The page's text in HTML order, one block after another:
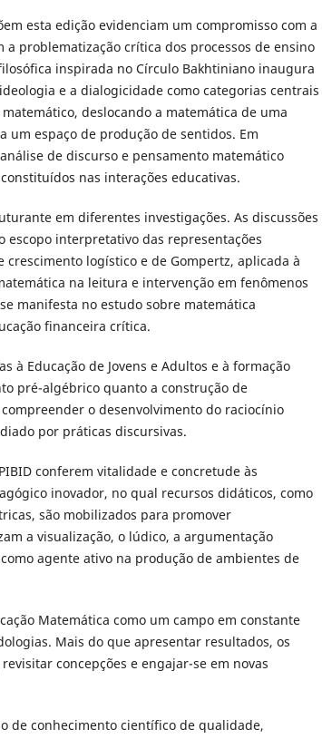
esta edição evidenciam um compromisso com a
problematização crítica dos processos de ensino
inspirada no Círculo Bakhtiniano inaugura
e a dialogicidade como categorias centrais
deslocando a matemática de uma
um espaço de produção de sentidos. Em
de discurso e pensamento matemático
nas interações educativas.
em diferentes investigações. As discussões
escopo interpretativo das representações
logístico e de Gompertz, aplicada à
na leitura e intervenção em fenômenos
manifesta no estudo sobre matemática
financeira crítica.
à Educação de Jovens e Adultos e à formação
pré-algébrico quanto a construção de
o desenvolvimento do raciocínio
por práticas discursivas.
conferem vitalidade e concretude às
inovador, no qual recursos didáticos, como
são mobilizados para promover
a visualização, o lúdico, a argumentação
agente ativo na produção de ambientes de
Matemática como um campo em constante
Mais do que apresentar resultados, os
concepções e engajar-se em novas
de conhecimento científico de qualidade,